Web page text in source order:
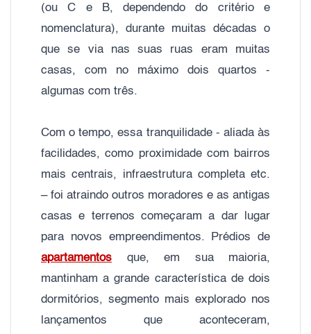
(ou C e B, dependendo do critério e
nomenclatura), durante muitas décadas o
que se via nas suas ruas eram muitas
casas, com no máximo dois quartos -
algumas com três.
Com o tempo, essa tranquilidade - aliada às
facilidades, como proximidade com bairros
mais centrais, infraestrutura completa etc.
– foi atraindo outros moradores e as antigas
casas e terrenos começaram a dar lugar
para novos empreendimentos. Prédios de
apartamentos que, em sua maioria,
mantinham a grande característica de dois
dormitórios, segmento mais explorado nos
lançamentos que aconteceram,